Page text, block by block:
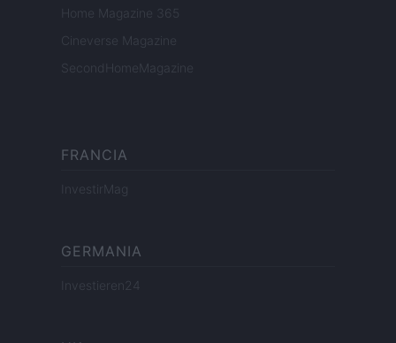
Home Magazine 365
Cineverse Magazine
SecondHomeMagazine
FRANCIA
InvestirMag
GERMANIA
Investieren24